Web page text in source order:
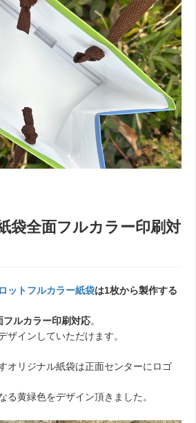
袋全面フルカラー印刷対
ットフルカラー紙袋は1枚から製作する
フルカラー印刷対応。
ザインしていただけます。
オリジナル紙袋は正面センターにロゴ
る黄緑色をデザイン頂きました。